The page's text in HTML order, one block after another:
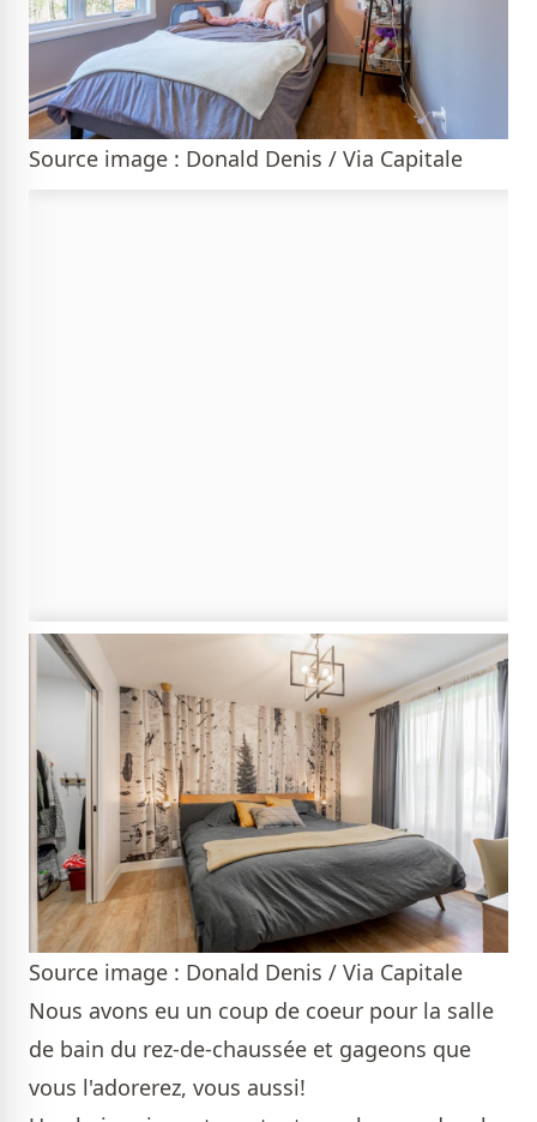
Source image : Donald Denis / Via Capitale
Source image : Donald Denis / Via Capitale
Nous avons eu un coup de coeur pour la salle
de bain du rez-de-chaussée et gageons que
vous l'adorerez, vous aussi!